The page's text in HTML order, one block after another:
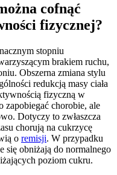
cofnąć
fizycznej?
stopniu
brakiem ruchu,
Obszerna zmiana stylu
redukcją masy ciała
fizyczną w
zapobiegać chorobie, ale
Dotyczy to zwłaszcza
chorują na cukrzycę
o remisji. W przypadku
obniżają do normalnego
poziom cukru.